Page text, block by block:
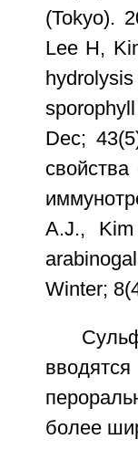
(Tokyo).
Lee H,
Dec;
A.J.,
Winter;
более